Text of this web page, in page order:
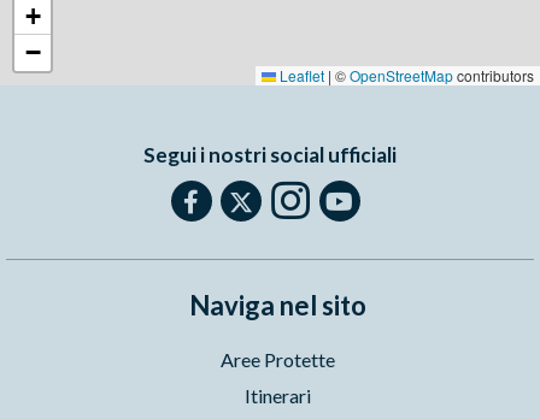
+
−
Leaflet | ©OpenStreetMapcontributors
Segui i nostri social ufficiali
Naviga nel sito
Aree Protette
Itinerari